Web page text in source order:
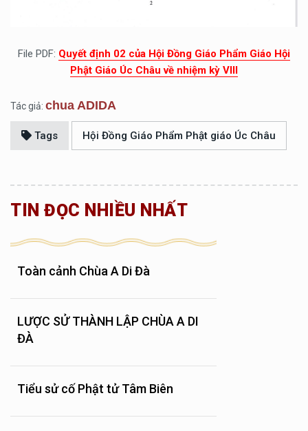
File PDF: Quyết định 02 của Hội Đồng Giáo Phẩm Giáo Hội
Phật Giáo Úc Châu về nhiệm kỳ VIII
Tác giả: chua ADIDA
Tags Hội Đồng Giáo Phẩm Phật giáo Úc Châu
TIN ĐỌC NHIỀU NHẤT
Toàn cảnh Chùa A Di Đà
LƯỢC SỬ THÀNH LẬP CHÙA A DI
ĐÀ
Tiểu sử cố Phật tử Tâm Biên